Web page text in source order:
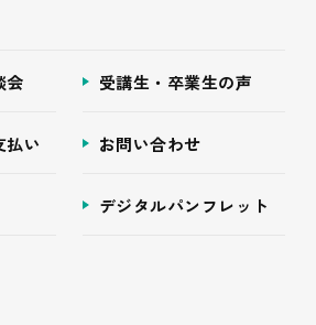
会 受講生・卒業生の声
払い お問い合わせ
デジタルパンフレット